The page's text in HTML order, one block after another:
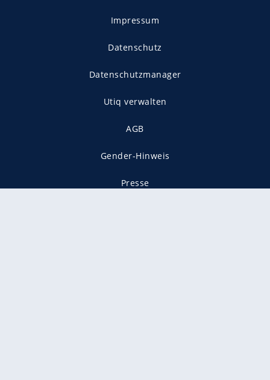
Impressum
Datenschutz
Datenschutzmanager
Utiq verwalten
AGB
Gender-Hinweis
Presse